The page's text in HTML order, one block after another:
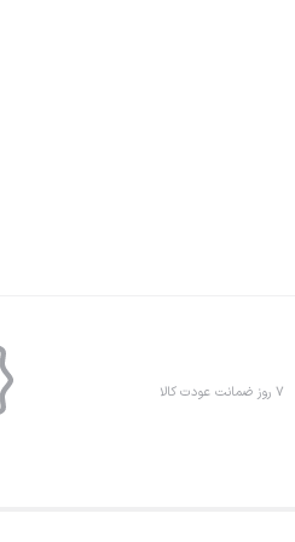
۷ روز ضمانت عودت کالا